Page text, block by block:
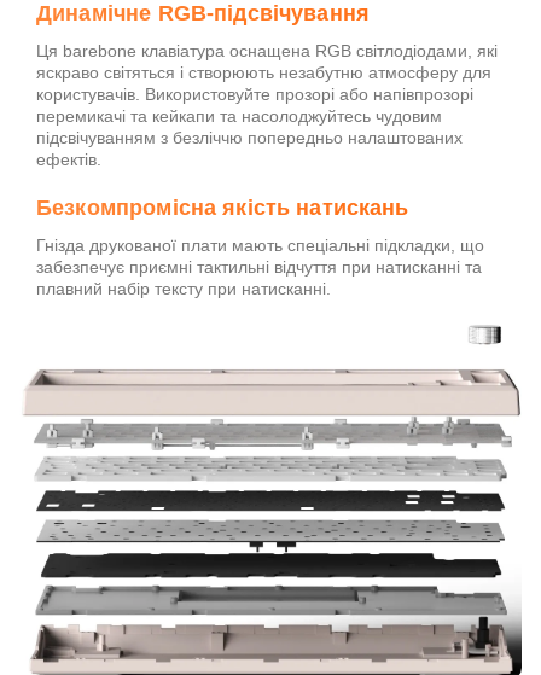
Динамічне RGB-підсвічування
Ця barebone клавіатура оснащена RGB світлодіодами, які
яскраво світяться і створюють незабутню атмосферу для
користувачів. Використовуйте прозорі або напівпрозорі
перемикачі та кейкапи та насолоджуйтесь чудовим
підсвічуванням з безліччю попередньо налаштованих
ефектів.
Безкомпромісна якість натискань
Гнізда друкованої плати мають спеціальні підкладки, що
забезпечує приємні тактильні відчуття при натисканні та
плавний набір тексту при натисканні.